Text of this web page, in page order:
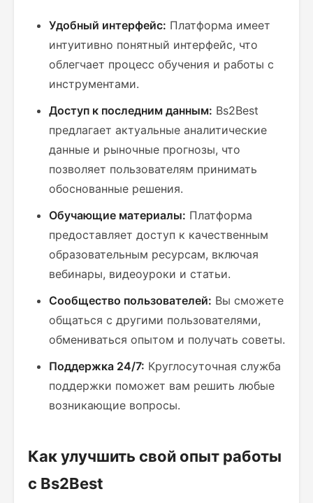
Удобный интерфейс: Платформа имеет
интуитивно понятный интерфейс, что
облегчает процесс обучения и работы с
инструментами.
Доступ к последним данным: Bs2Best
предлагает актуальные аналитические
данные и рыночные прогнозы, что
позволяет пользователям принимать
обоснованные решения.
Обучающие материалы: Платформа
предоставляет доступ к качественным
образовательным ресурсам, включая
вебинары, видеоуроки и статьи.
Сообщество пользователей: Вы сможете
общаться с другими пользователями,
обмениваться опытом и получать советы.
Поддержка 24/7: Круглосуточная служба
поддержки поможет вам решить любые
возникающие вопросы.
Как улучшить свой опыт работы
с Bs2Best